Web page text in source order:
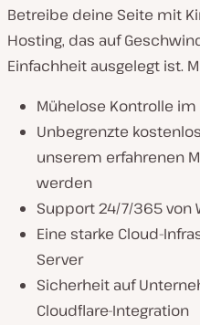
Betreibe deine Seite mit
Hosting, das auf
Einfachheit ausgelegt ist.
Mühelose Kontrolle
Unbegrenzte
unserem erfahrenen
werden
Support 24/7/365 von
Eine starke Cloud-
Server
Sicherheit auf
Cloudflare-Integration